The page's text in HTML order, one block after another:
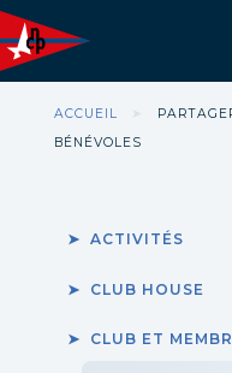
Aller
au
contenu
principal
d'Ariane
ACCUEIL
BÉNÉVOLES
ACTIVITÉS
CLUB HOUSE
CLUB ET